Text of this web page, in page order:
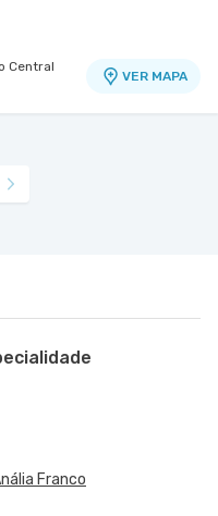
Central
VER MAPA
Franco